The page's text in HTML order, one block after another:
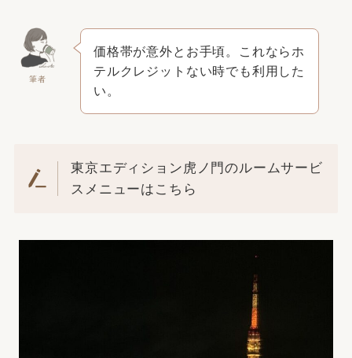
筆者
価格帯が意外とお手頃。これならホ
テルクレジットない時でも利用した
い。
東京エディション虎ノ門のルームサービ
スメニューはこちら